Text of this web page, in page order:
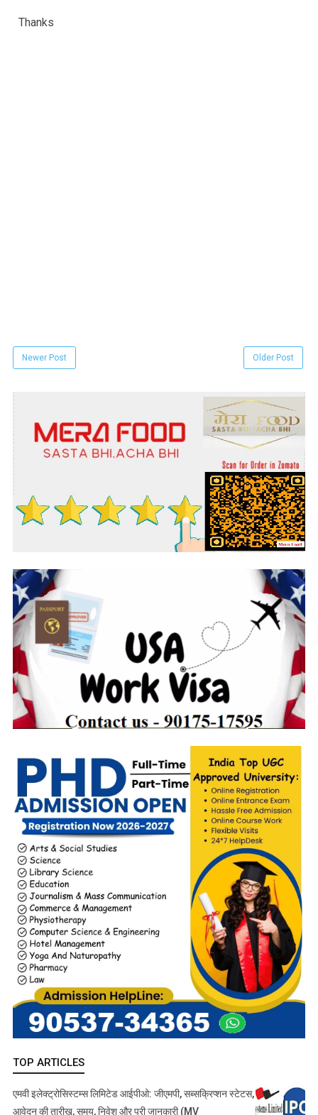
Thanks
Newer Post Older Post
TOP ARTICLES
एमवी इलेक्ट्रोसिस्टम्स लिमिटेड आईपीओ: जीएमपी, सब्सक्रिप्शन स्टेटस,
आवेदन की तारीख, समय, निवेश और पूरी जानकारी (MV